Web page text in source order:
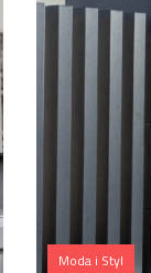
Moda i Styl